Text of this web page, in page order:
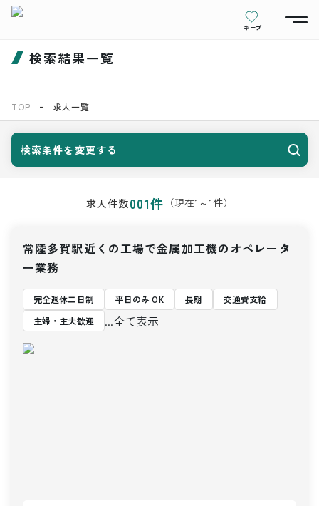
キープ
検索結果一覧
TOP 求人一覧
検索条件を変更する
求人件数001件 （現在1 ～1件）
常陸多賀駅近くの工場で金属加工機のオペレータ
ー業務
完全週休二日制 平日のみ OK 長期
交通費支給
主婦・主夫歓迎
...全て表示